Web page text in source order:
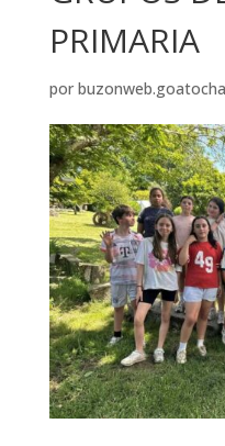
PRIMARIA
por buzonweb.goatocha